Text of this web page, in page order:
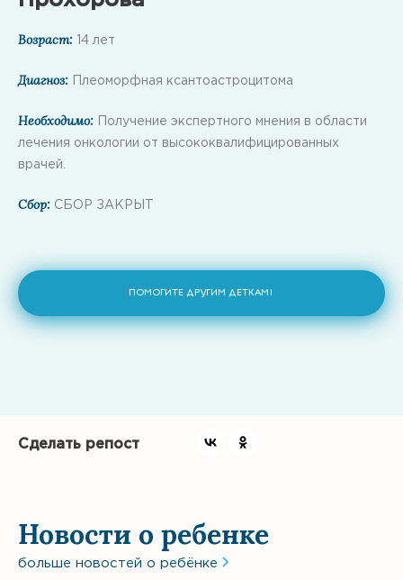
Возраст: 14 лет
Диагноз: Плеоморфная ксантоастроцитома
Необходимо: Получение экспертного мнения в области
лечения онкологии от высококвалифицированных
врачей.
Сбор: СБОР ЗАКРЫТ
ПОМОГИТЕ ДРУГИМ ДЕТКАМ1
Сделать репост
Новости о ребенке
больше новостей о ребёнке